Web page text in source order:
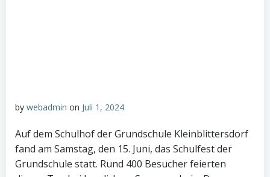
by webadmin on Juli 1, 2024
Auf dem Schulhof der Grundschule Kleinblittersdorf
fand am Samstag, den 15. Juni, das Schulfest der
Grundschule statt. Rund 400 Besucher feierten